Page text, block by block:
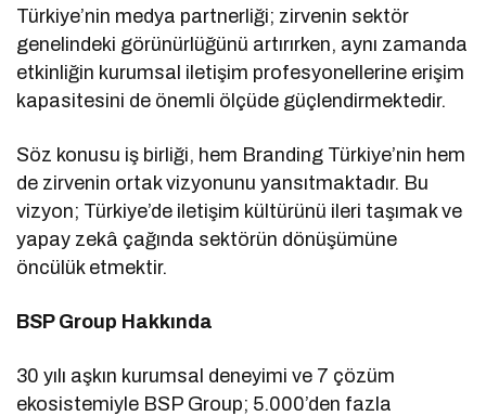
Türkiye’nin medya partnerliği; zirvenin sektör
genelindeki görünürlüğünü artırırken, aynı zamanda
etkinliğin kurumsal iletişim profesyonellerine erişim
kapasitesini de önemli ölçüde güçlendirmektedir.
Söz konusu iş birliği, hem Branding Türkiye’nin hem
de zirvenin ortak vizyonunu yansıtmaktadır. Bu
vizyon; Türkiye’de iletişim kültürünü ileri taşımak ve
yapay zekâ çağında sektörün dönüşümüne
öncülük etmektir.
BSP Group Hakkında
30 yılı aşkın kurumsal deneyimi ve 7 çözüm
ekosistemiyle BSP Group; 5.000’den fazla